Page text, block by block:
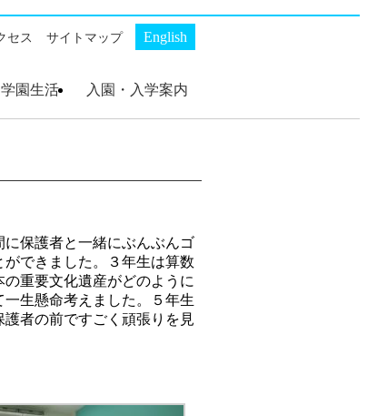
セス サイトマップ
English
学園生活 入園・入学案内
保護者と一緒にぶんぶんゴ
できました。３年生は算数
重要文化遺産がどのように
生懸命考えました。５年生
者の前ですごく頑張りを見